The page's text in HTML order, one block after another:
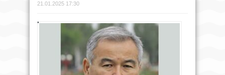
21.01.2025 17:30